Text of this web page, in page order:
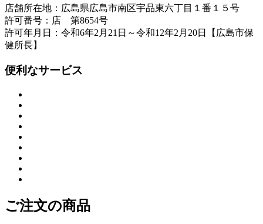
店舗所在地：広島県広島市南区宇品東六丁目１番１５号
許可番号：店 第8654号
許可年月日：令和6年2月21日～令和12年2月20日【広島市保
健所長】
便利なサービス
ご注文の商品